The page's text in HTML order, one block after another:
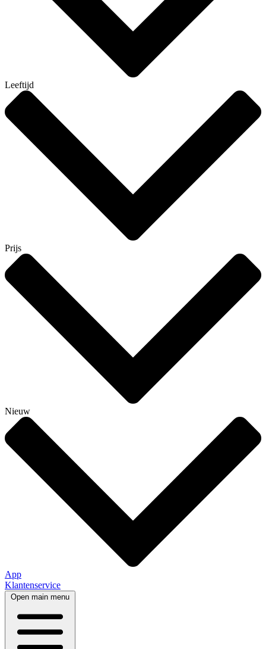
Leeftijd
Prijs
Nieuw
App
Klantenservice
Open main menu